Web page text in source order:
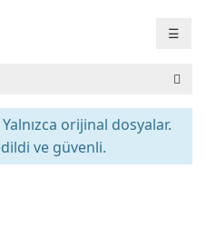
☰
orijinal dosyalar.
ve güvenli.